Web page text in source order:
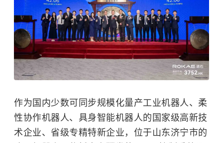
作为国内少数可同步规模化量产工业机器人、柔
性协作机器人、具身智能机器人的国家级高新技
术企业、省级专精特新企业，位于山东济宁市的